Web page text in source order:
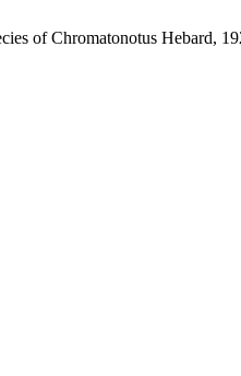
of Chromatonotus Hebard,